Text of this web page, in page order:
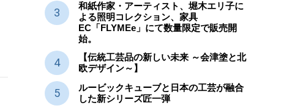
和紙作家・アーティスト、堀木エリ子に
よる照明コレクション、家具
EC「FLYMEe」にて数量限定で販売開
始。
【伝統工芸品の新しい未来 ～会津塗と北
欧デザイン～】
ルービックキューブと日本の工芸が融合
した新シリーズ匠一弾